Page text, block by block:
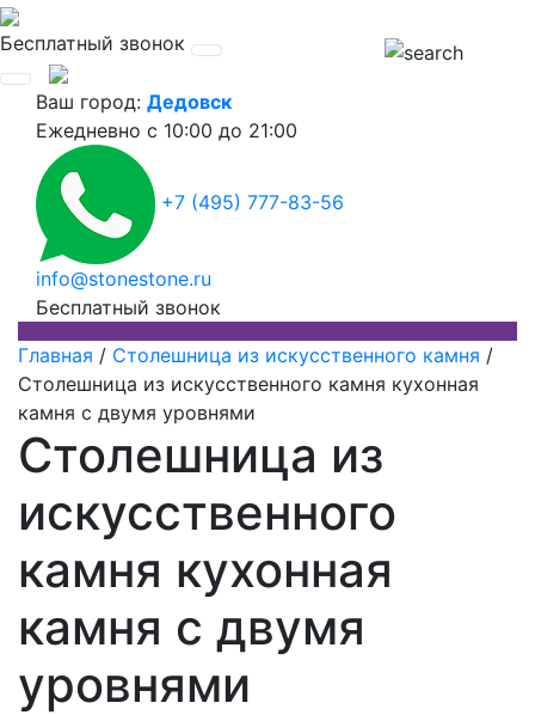
Бесплатный звонок
Ваш город: Дедовск
Ежедневно с 10:00 до 21:00
+7 (495) 777-83-56
info@stonestone.ru
Бесплатный звонок
Главная / Столешница из искусственного камня /
Столешница из искусственного камня кухонная
камня с двумя уровнями
Столешница из
искусственного
камня кухонная
камня с двумя
уровнями